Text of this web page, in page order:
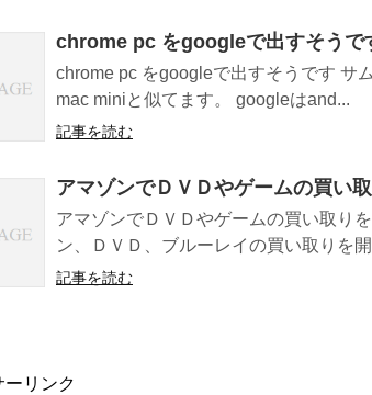
chrome pc をgoogleで出すそうで
chrome pc をgoogleで出すそうです サ
mac miniと似てます。 googleはand...
記事を読む
アマゾンでＤＶＤやゲームの買い
アマゾンでＤＶＤやゲームの買い取り
ン、ＤＶＤ、ブルーレイの買い取りを
記事を読む
ーリンク